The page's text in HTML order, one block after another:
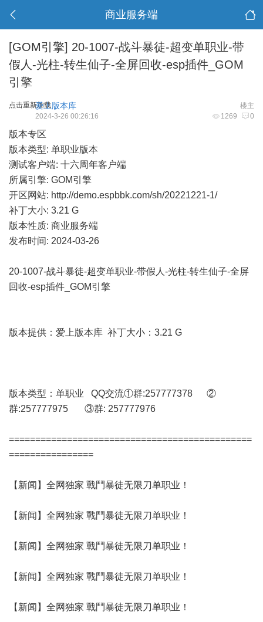
商业服务端
[GOM引擎] 20-1007-战斗暴徒-超变单职业-带
假人-光柱-转生仙子-全屏回收-esp插件_GOM
引擎
点击重新加载 楼主
爱上版本库
1269 0
2024-3-26 00:26:16
版本专区
版本类型: 单职业版本
测试客户端: 十六周年客户端
所属引擎: GOM引擎
开区网站: http://demo.espbbk.com/sh/20221221-1/
补丁大小: 3.21 G
版本性质: 商业服务端
发布时间: 2024-03-26
20-1007-战斗暴徒-超变单职业-带假人-光柱-转生仙子-全屏
回收-esp插件_GOM引擎
版本提供：爱上版本库 补丁大小：3.21 G
版本类型：单职业 QQ交流①群:257777378 ②
群:257777975 ③群: 257777976
==============================================
================
【新闻】全网独家 戰鬥暴徒无限刀单职业！
【新闻】全网独家 戰鬥暴徒无限刀单职业！
【新闻】全网独家 戰鬥暴徒无限刀单职业！
【新闻】全网独家 戰鬥暴徒无限刀单职业！
【新闻】全网独家 戰鬥暴徒无限刀单职业！